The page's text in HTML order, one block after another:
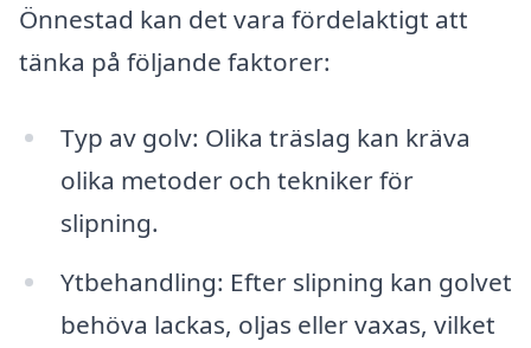
Önnestad kan det vara fördelaktigt att
tänka på följande faktorer:
Typ av golv: Olika träslag kan kräva
olika metoder och tekniker för
slipning.
Ytbehandling: Efter slipning kan golvet
behöva lackas, oljas eller vaxas, vilket